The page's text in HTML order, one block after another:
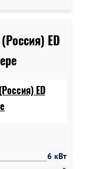
ED
6 кВт